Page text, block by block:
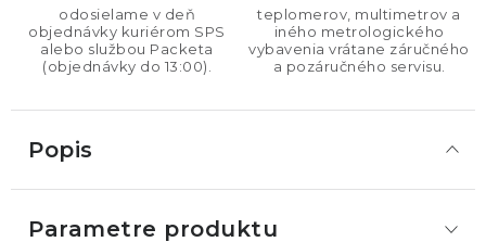
odosielame v deň
objednávky kuriérom SPS
alebo službou Packeta
(objednávky do 13:00).
teplomerov, multimetrov a
iného metrologického
vybavenia vrátane záručného
a pozáručného servisu.
Popis
Parametre produktu